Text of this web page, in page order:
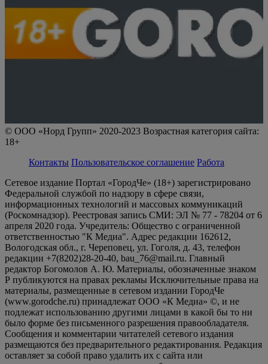
© ООО «Норд Групп» 2020-2023 Возрастная категория сайта:
18+
Контакты Пользовательское соглашение Работа
Сетевое издание Портал «ГородЧе» (18+) зарегистрировано
Федеральной службой по надзору в сфере связи,
информационных технологий и массовых коммуникаций
(Роскомнадзор). Реестровая запись СМИ: ЭЛ № 77 - 78204 от 6
апреля 2020 года. Учредитель: Общество с ограниченной
ответственностью "К Медиа". Адрес редакции 162612,
Вологодская обл., г. Череповец, ул. Гоголя, д. 43, телефон
редакции +7(8202)28-20-40, bau_76@mail.ru. Главный
редактор Богомолов А. Ю. Материалы, обозначенные знаком
Р публикуются на правах рекламы Исключительные права на
материалы, размещенные в сетевом издании ГородЧе
(www.gorodche.ru) принадлежат ООО «К Медиа» ©, и не
подлежат использованию другими лицами в какой бы то ни
было форме без письменного разрешения правообладателя.
Сообщения и комментарии читателей сетевого издания
размещаются без предварительного редактирования. Редакция
оставляет за собой право удалить их с сайта или